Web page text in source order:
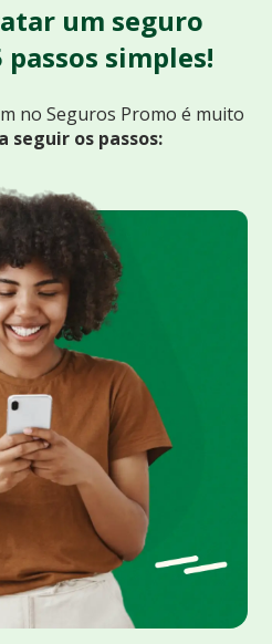
um seguro
simples!
no Seguros Promo é muito
seguir os passos: